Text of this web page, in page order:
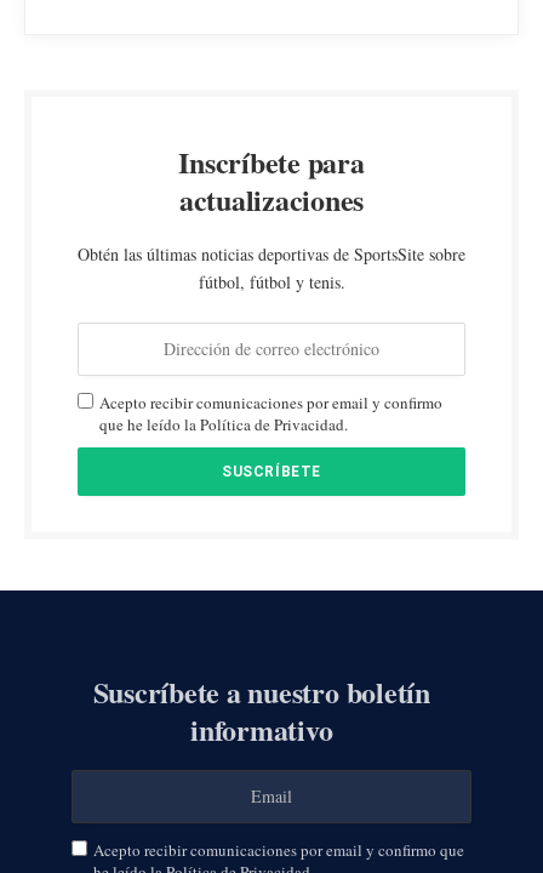
Inscríbete para
actualizaciones
Obtén las últimas noticias deportivas de SportsSite sobre
fútbol, fútbol y tenis.
Acepto recibir comunicaciones por email y confirmo
que he leído la Política de Privacidad.
Suscríbete a nuestro boletín
informativo
Acepto recibir comunicaciones por email y confirmo que